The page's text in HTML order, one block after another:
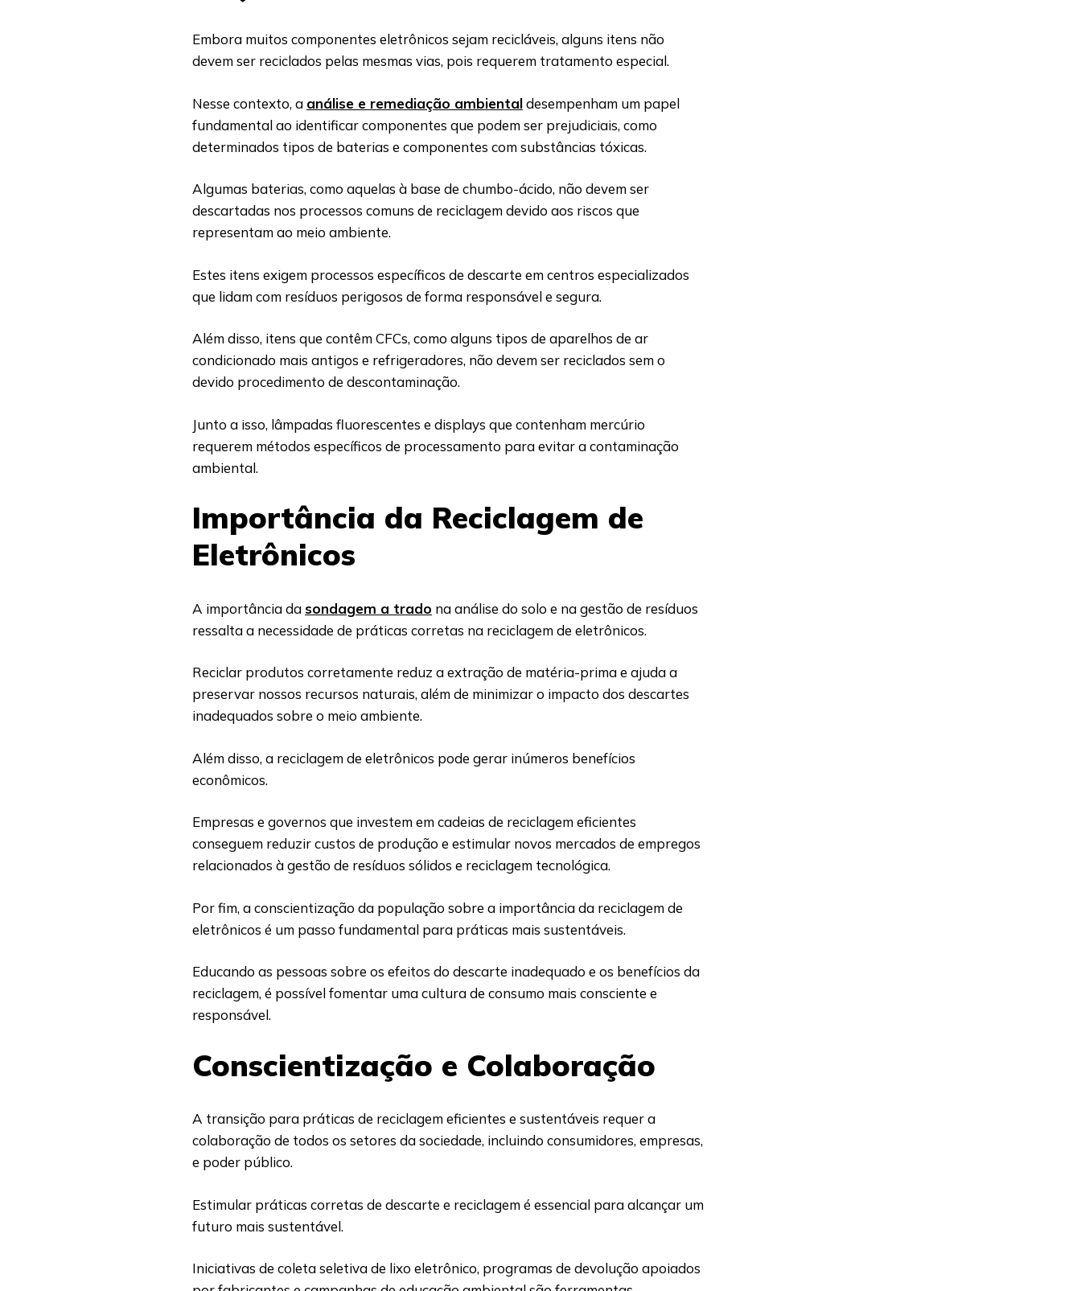
Embora muitos componentes eletrônicos sejam recicláveis, alguns itens não
devem ser reciclados pelas mesmas vias, pois requerem tratamento especial.
Nesse contexto, a análise e remediação ambientaldesempenham um papel
fundamental ao identificar componentes que podem ser prejudiciais, como
determinados tipos de baterias e componentes com substâncias tóxicas.
Algumas baterias, como aquelas à base de chumbo-ácido, não devem ser
descartadas nos processos comuns de reciclagem devido aos riscos que
representam ao meio ambiente.
Estes itens exigem processos específicos de descarte em centros especializados
que lidam com resíduos perigosos de forma responsável e segura.
Além disso, itens que contêm CFCs, como alguns tipos de aparelhos de ar
condicionado mais antigos e refrigeradores, não devem ser reciclados sem o
devido procedimento de descontaminação.
Junto a isso, lâmpadas fluorescentes e displays que contenham mercúrio
requerem métodos específicos de processamento para evitar a contaminação
ambiental.
Importância da Reciclagem de
Eletrônicos
A importância dasondagem a trado na análise do solo e na gestão de resíduos
ressalta a necessidade de práticas corretas na reciclagem de eletrônicos.
Reciclar produtos corretamente reduz a extração de matéria-prima e ajuda a
preservar nossos recursos naturais, além de minimizar o impacto dos descartes
inadequados sobre o meio ambiente.
Além disso, a reciclagem de eletrônicos pode gerar inúmeros benefícios
econômicos.
Empresas e governos que investem em cadeias de reciclagem eficientes
conseguem reduzir custos de produção e estimular novos mercados de empregos
relacionados à gestão de resíduos sólidos e reciclagem tecnológica.
Por fim, a conscientização da população sobre a importância da reciclagem de
eletrônicos é um passo fundamental para práticas mais sustentáveis.
Educando as pessoas sobre os efeitos do descarte inadequado e os benefícios da
reciclagem, é possível fomentar uma cultura de consumo mais consciente e
responsável.
Conscientização e Colaboração
A transição para práticas de reciclagem eficientes e sustentáveis requer a
colaboração de todos os setores da sociedade, incluindo consumidores, empresas,
e poder público.
Estimular práticas corretas de descarte e reciclagem é essencial para alcançar um
futuro mais sustentável.
Iniciativas de coleta seletiva de lixo eletrônico, programas de devolução apoiados